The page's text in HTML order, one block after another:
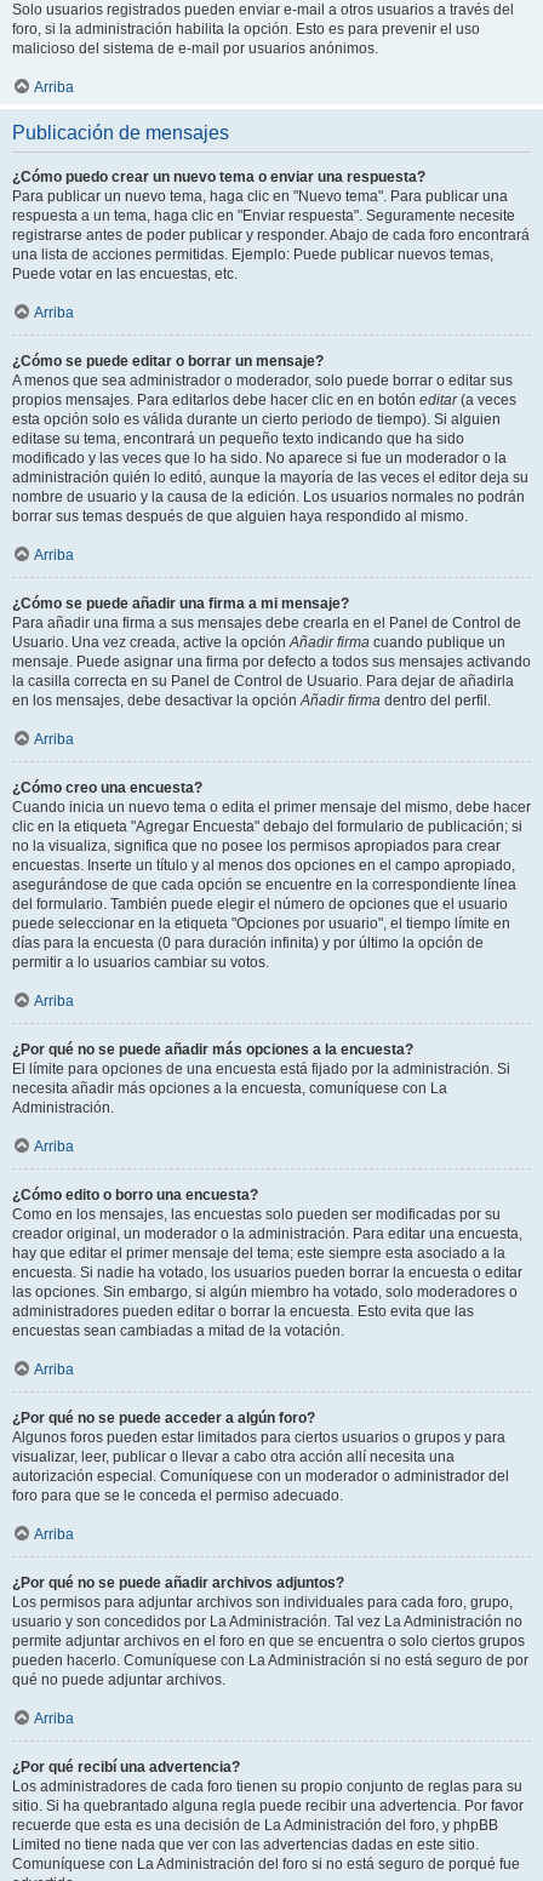
Solo usuarios registrados pueden enviar e-mail a otros usuarios a través del
foro, si la administración habilita la opción. Esto es para prevenir el uso
malicioso del sistema de e-mail por usuarios anónimos.
Arriba
Publicación de mensajes
¿Cómo puedo crear un nuevo tema o enviar una respuesta?
Para publicar un nuevo tema, haga clic en "Nuevo tema". Para publicar una
respuesta a un tema, haga clic en "Enviar respuesta". Seguramente necesite
registrarse antes de poder publicar y responder. Abajo de cada foro encontrará
una lista de acciones permitidas. Ejemplo: Puede publicar nuevos temas,
Puede votar en las encuestas, etc.
Arriba
¿Cómo se puede editar o borrar un mensaje?
A menos que sea administrador o moderador, solo puede borrar o editar sus
propios mensajes. Para editarlos debe hacer clic en en botón editar(a veces
esta opción solo es válida durante un cierto periodo de tiempo). Si alguien
editase su tema, encontrará un pequeño texto indicando que ha sido
modificado y las veces que lo ha sido. No aparece si fue un moderador o la
administración quién lo editó, aunque la mayoría de las veces el editor deja su
nombre de usuario y la causa de la edición. Los usuarios normales no podrán
borrar sus temas después de que alguien haya respondido al mismo.
Arriba
¿Cómo se puede añadir una firma a mi mensaje?
Para añadir una firma a sus mensajes debe crearla en el Panel de Control de
Usuario. Una vez creada, active la opciónAñadir firma cuando publique un
mensaje. Puede asignar una firma por defecto a todos sus mensajes activando
la casilla correcta en su Panel de Control de Usuario. Para dejar de añadirla
en los mensajes, debe desactivar la opciónAñadir firma dentro del perfil.
Arriba
¿Cómo creo una encuesta?
Cuando inicia un nuevo tema o edita el primer mensaje del mismo, debe hacer
clic en la etiqueta "Agregar Encuesta" debajo del formulario de publicación; si
no la visualiza, significa que no posee los permisos apropiados para crear
encuestas. Inserte un título y al menos dos opciones en el campo apropiado,
asegurándose de que cada opción se encuentre en la correspondiente línea
del formulario. También puede elegir el número de opciones que el usuario
puede seleccionar en la etiqueta "Opciones por usuario", el tiempo límite en
días para la encuesta (0 para duración infinita) y por último la opción de
permitir a lo usuarios cambiar su votos.
Arriba
¿Por qué no se puede añadir más opciones a la encuesta?
El límite para opciones de una encuesta está fijado por la administración. Si
necesita añadir más opciones a la encuesta, comuníquese con La
Administración.
Arriba
¿Cómo edito o borro una encuesta?
Como en los mensajes, las encuestas solo pueden ser modificadas por su
creador original, un moderador o la administración. Para editar una encuesta,
hay que editar el primer mensaje del tema; este siempre esta asociado a la
encuesta. Si nadie ha votado, los usuarios pueden borrar la encuesta o editar
las opciones. Sin embargo, si algún miembro ha votado, solo moderadores o
administradores pueden editar o borrar la encuesta. Esto evita que las
encuestas sean cambiadas a mitad de la votación.
Arriba
¿Por qué no se puede acceder a algún foro?
Algunos foros pueden estar limitados para ciertos usuarios o grupos y para
visualizar, leer, publicar o llevar a cabo otra acción allí necesita una
autorización especial. Comuníquese con un moderador o administrador del
foro para que se le conceda el permiso adecuado.
Arriba
¿Por qué no se puede añadir archivos adjuntos?
Los permisos para adjuntar archivos son individuales para cada foro, grupo,
usuario y son concedidos por La Administración. Tal vez La Administración no
permite adjuntar archivos en el foro en que se encuentra o solo ciertos grupos
pueden hacerlo. Comuníquese con La Administración si no está seguro de por
qué no puede adjuntar archivos.
Arriba
¿Por qué recibí una advertencia?
Los administradores de cada foro tienen su propio conjunto de reglas para su
sitio. Si ha quebrantado alguna regla puede recibir una advertencia. Por favor
recuerde que esta es una decisión de La Administración del foro, y phpBB
Limited no tiene nada que ver con las advertencias dadas en este sitio.
Comuníquese con La Administración del foro si no está seguro de porqué fue